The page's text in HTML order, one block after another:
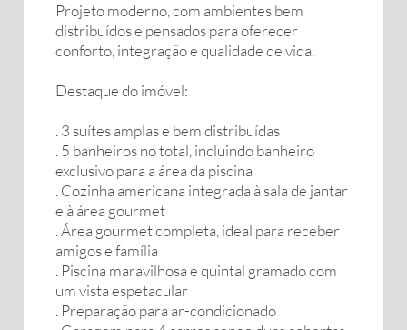
Projeto moderno, com ambientes bem
distribuídos e pensados para oferecer
conforto, integração e qualidade de vida.
Destaque do imóvel:
. 3 suítes amplas e bem distribuídas
. 5 banheiros no total, incluindo banheiro
exclusivo para a área da piscina
. Cozinha americana integrada à sala de jantar
e à área gourmet
. Área gourmet completa, ideal para receber
amigos e família
. Piscina maravilhosa e quintal gramado com
um vista espetacular
. Preparação para ar-condicionado